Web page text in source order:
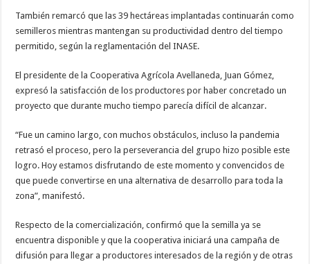
También remarcó que las 39 hectáreas implantadas continuarán como
semilleros mientras mantengan su productividad dentro del tiempo
permitido, según la reglamentación del INASE.
El presidente de la Cooperativa Agrícola Avellaneda, Juan Gómez,
expresó la satisfacción de los productores por haber concretado un
proyecto que durante mucho tiempo parecía difícil de alcanzar.
“Fue un camino largo, con muchos obstáculos, incluso la pandemia
retrasó el proceso, pero la perseverancia del grupo hizo posible este
logro. Hoy estamos disfrutando de este momento y convencidos de
que puede convertirse en una alternativa de desarrollo para toda la
zona”, manifestó.
Respecto de la comercialización, confirmó que la semilla ya se
encuentra disponible y que la cooperativa iniciará una campaña de
difusión para llegar a productores interesados de la región y de otras